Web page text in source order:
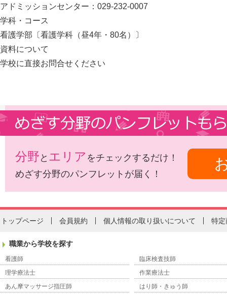
アドミッションセンター：029-232-0007
学科・コース
看護学部〔看護学科（昼4年・80名）〕
資料について
学校に直接お問合せください
分野 と エリア をチェックするだけ！
めざす分野のパンフレットが届く！
トップページ 会員規約 個人情報の取り扱いについて 特定
職業から学校を探す
看護師
臨床検査技師
理学療法士
作業療法士
あん摩マッサージ指圧師
はり師・きゅう師